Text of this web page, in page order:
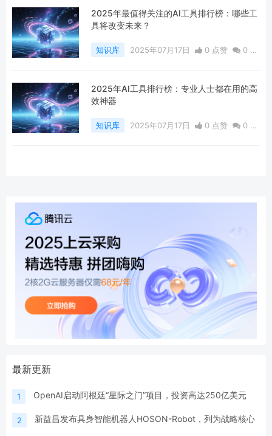
2025年最值得关注的AI工具排行榜：哪些工
具将改变未来？
知识库 2025年07月17日 0 点赞 0 评
2025年AI工具排行榜：专业人士都在用的高
效神器
知识库 2025年07月17日 0 点赞 0 评
最新更新
1 OpenAI启动阿根廷“星际之门”项目，投资高达250亿美元
2 新益昌发布具身智能机器人HOSON-Robot，列为战略核心